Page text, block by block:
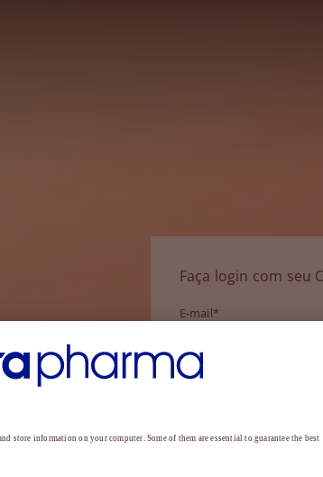
Faça login com seu
E-mail*